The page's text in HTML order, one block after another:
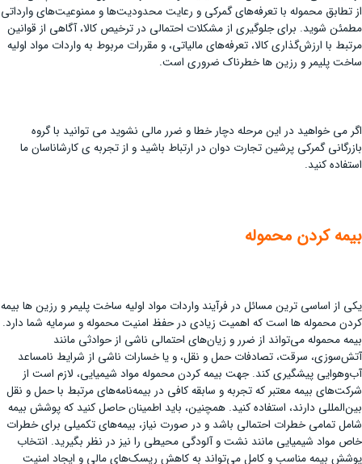
از تطابق محموله با تعرفه‌های گمرکی و رعایت محدودیت‌ها و ممنوعیت‌های وارداتی
مطمئن شوید. برای جلوگیری از مشکلات احتمالی در ترخیص کالا، آگاهی از قوانین
مرتبط با ارزش‌گذاری کالا، تعرفه‌های مالیاتی، و مقررات مربوط به واردات مواد اولیه
ساخت پلیمر و رزین ها خطرناک ضروری است.
اگر می خواهید در این مرحله دچار خطا و ضرر مالی نشوید می توانید با گروه
بازرگانی گمرکی پرشین تجارت دوان در ارتباط باشید و از تجربه ی کارشاناسان ما
استفاده کنید.
بیمه کردن محموله
یکی از اساسی ترین مسائل در فرآیند واردات مواد اولیه ساخت پلیمر و رزین ها بیمه
کردن محموله ها است که اهمیت زیادی در حفظ امنیت محموله و سرمایه شما دارد.
بیمه محموله می‌تواند از ضرر و زیان‌های احتمالی ناشی از حوادثی مانند
آتش‌سوزی، سرقت، تصادفات حمل و نقل، و یا خسارات ناشی از شرایط نامساعد
آب‌وهوایی پیشگیری کند. جهت بیمه کردن محموله مواد شیمیایی، لازم است از
شرکت‌های بیمه معتبر که تجربه و سابقه کافی در بیمه‌نامه‌های مرتبط با حمل و نقل
بین‌المللی دارند، استفاده کنید. همچنین، باید اطمینان حاصل کنید که پوشش بیمه
شامل تمامی خطرات احتمالی باشد و در صورت نیاز، بیمه‌های تکمیلی برای خطرات
خاص مواد شیمیایی مانند نشت و آلودگی محیطی را نیز در نظر بگیرید. انتخاب
پوشش بیمه مناسب و کامل می‌تواند به کاهش ریسک‌های مالی و ایجاد امنیت